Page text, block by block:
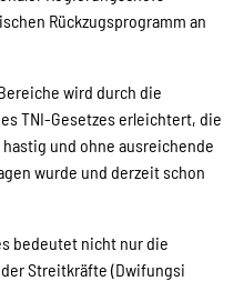
Rückzugsprogramm an
wird durch die
TNI-Gesetzes erleichtert, die
hastig und ohne ausreichende
wurde und derzeit schon
bedeutet nicht nur die
Streitkräfte (Dwifungsi